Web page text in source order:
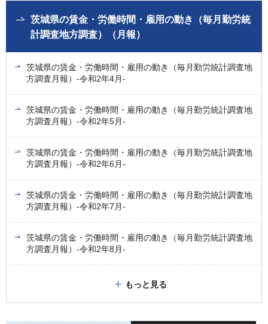
茨城県の賃金・労働時間・雇用の動き（毎月勤労統
計調査地方調査）（月報）
茨城県の賃金・労働時間・雇用の動き（毎月勤労統計調査地
方調査月報）-令和2年4月-
茨城県の賃金・労働時間・雇用の動き（毎月勤労統計調査地
方調査月報）-令和2年5月-
茨城県の賃金・労働時間・雇用の動き（毎月勤労統計調査地
方調査月報）-令和2年6月-
茨城県の賃金・労働時間・雇用の動き（毎月勤労統計調査地
方調査月報）-令和2年7月-
茨城県の賃金・労働時間・雇用の動き（毎月勤労統計調査地
方調査月報）-令和2年8月-
もっと見る